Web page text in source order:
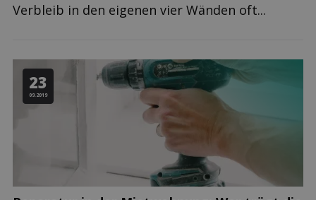
Verbleib in den eigenen vier Wänden oft...
23
09.2019